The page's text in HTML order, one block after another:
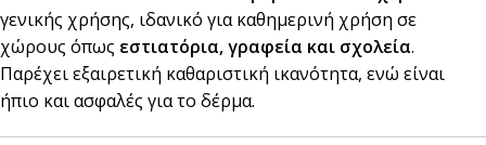
γενικής χρήσης, ιδανικό για καθημερινή χρήση σε
χώρους όπως εστιατόρια, γραφεία και σχολεία.
Παρέχει εξαιρετική καθαριστική ικανότητα, ενώ είναι
ήπιο και ασφαλές για το δέρμα.